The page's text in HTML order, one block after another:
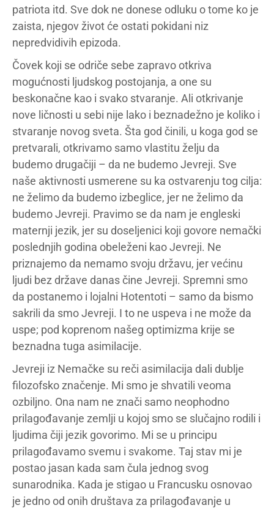
patriota itd. Sve dok ne donese odluku o tome ko je
zaista, njegov život će ostati pokidani niz
nepredvidivih epizoda.
Čovek koji se odriče sebe zapravo otkriva
mogućnosti ljudskog postojanja, a one su
beskonačne kao i svako stvaranje. Ali otkrivanje
nove ličnosti u sebi nije lako i beznadežno je koliko i
stvaranje novog sveta. Šta god činili, u koga god se
pretvarali, otkrivamo samo vlastitu želju da
budemo drugačiji – da ne budemo Jevreji. Sve
naše aktivnosti usmerene su ka ostvarenju tog cilja:
ne želimo da budemo izbeglice, jer ne želimo da
budemo Jevreji. Pravimo se da nam je engleski
maternji jezik, jer su doseljenici koji govore nemački
poslednjih godina obeleženi kao Jevreji. Ne
priznajemo da nemamo svoju državu, jer većinu
ljudi bez države danas čine Jevreji. Spremni smo
da postanemo i lojalni Hotentoti – samo da bismo
sakrili da smo Jevreji. I to ne uspeva i ne može da
uspe; pod koprenom našeg optimizma krije se
beznadna tuga asimilacije.
Jevreji iz Nemačke su reči asimilacija dali dublje
filozofsko značenje. Mi smo je shvatili veoma
ozbiljno. Ona nam ne znači samo neophodno
prilagođavanje zemlji u kojoj smo se slučajno rodili i
ljudima čiji jezik govorimo. Mi se u principu
prilagođavamo svemu i svakome. Taj stav mi je
postao jasan kada sam čula jednog svog
sunarodnika. Kada je stigao u Francusku osnovao
je jedno od onih društava za prilagođavanje u